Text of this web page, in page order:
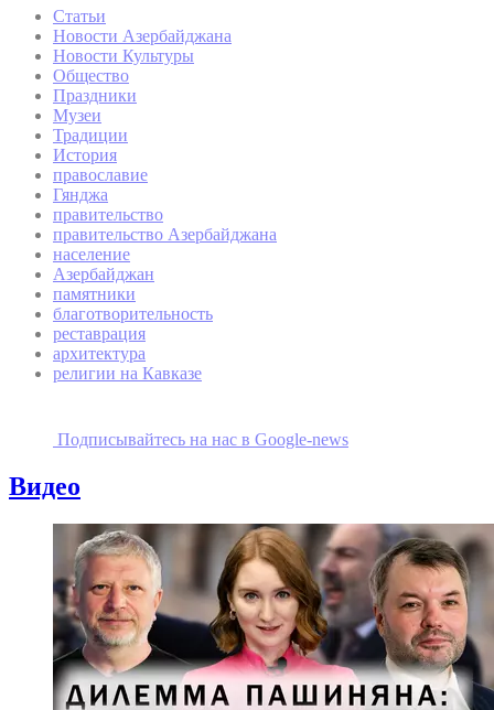
Статьи
Новости Азербайджана
Новости Культуры
Общество
Праздники
Музеи
Традиции
История
православие
Гянджа
правительство
правительство Азербайджана
население
Азербайджан
памятники
благотворительность
реставрация
архитектура
религии на Кавказе
Подписывайтесь на наc в Google-news
Видео